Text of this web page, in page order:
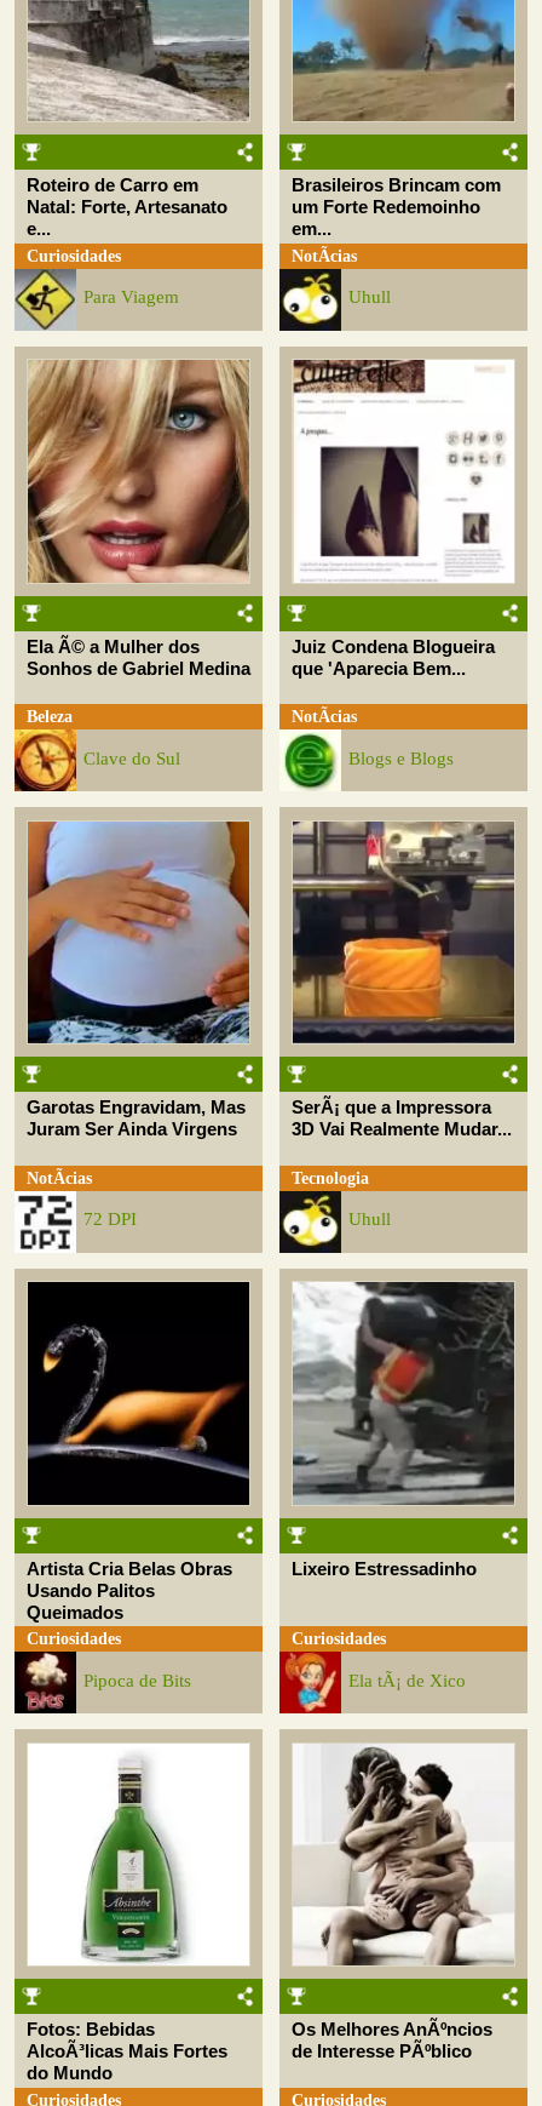
Roteiro de Carro em
Natal: Forte, Artesanato
e...
Curiosidades
Para Viagem
Brasileiros Brincam com
um Forte Redemoinho
em...
NotÃ­cias
Uhull
Ela Ã© a Mulher dos
Sonhos de Gabriel Medina
Beleza
Clave do Sul
Juiz Condena Blogueira
que 'Aparecia Bem...
NotÃ­cias
Blogs e Blogs
Garotas Engravidam, Mas
Juram Ser Ainda Virgens
NotÃ­cias
72 DPI
SerÃ¡ que a Impressora
3D Vai Realmente Mudar...
Tecnologia
Uhull
Artista Cria Belas Obras
Usando Palitos
Queimados
Curiosidades
Pipoca de Bits
Lixeiro Estressadinho
Curiosidades
Ela tÃ¡ de Xico
Fotos: Bebidas
AlcoÃ³licas Mais Fortes
do Mundo
Curiosidades
Os Melhores AnÃºncios
de Interesse PÃºblico
Curiosidades